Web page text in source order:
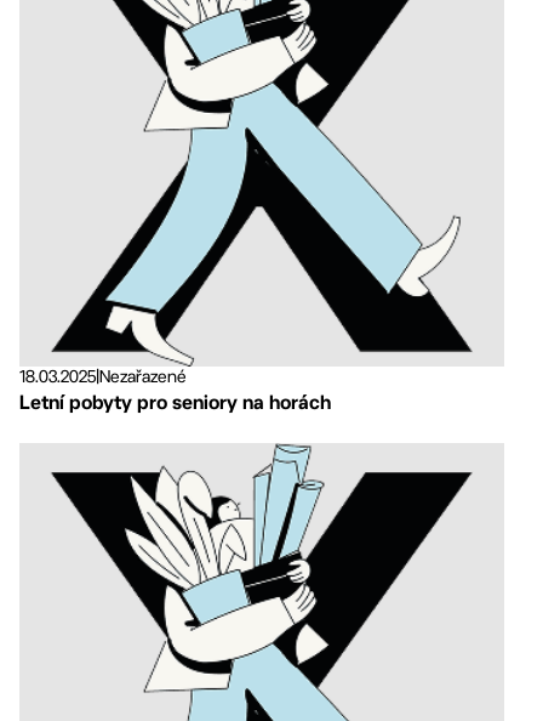
18.03.2025Nezařazené
Letní pobyty pro seniory na horách